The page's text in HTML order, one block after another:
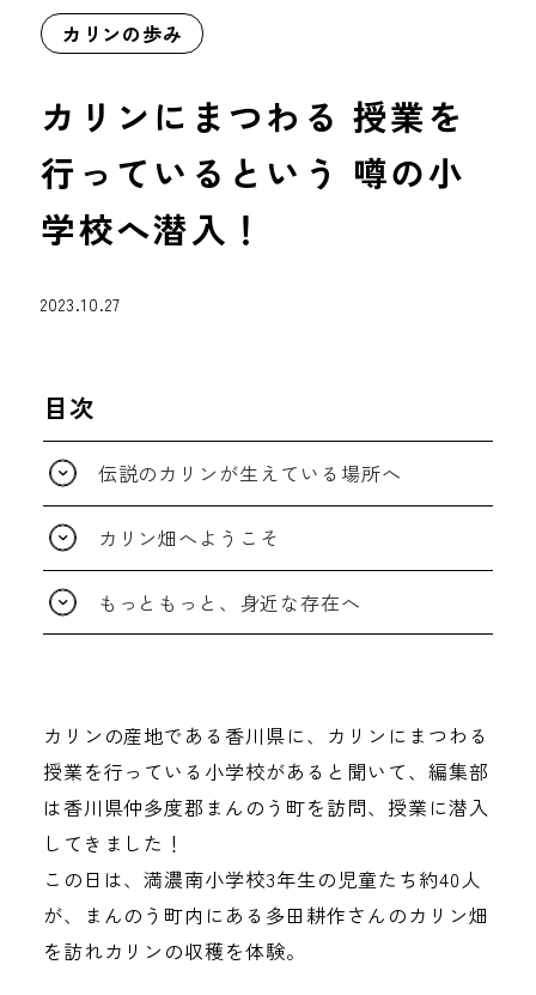
カリンの歩み
カリンにまつわる 授業を
行っているという 噂の小
学校へ潜入！
2023.10.27
目次
伝説のカリンが生えている場所へ
カリン畑へようこそ
もっともっと、身近な存在へ
カリンの産地である香川県に、カリンにまつわる
授業を行っている小学校があると聞いて、編集部
は香川県仲多度郡まんのう町を訪問、授業に潜入
してきました！
この日は、満濃南小学校3年生の児童たち約40人
が、まんのう町内にある多田耕作さんのカリン畑
を訪れカリンの収穫を体験。